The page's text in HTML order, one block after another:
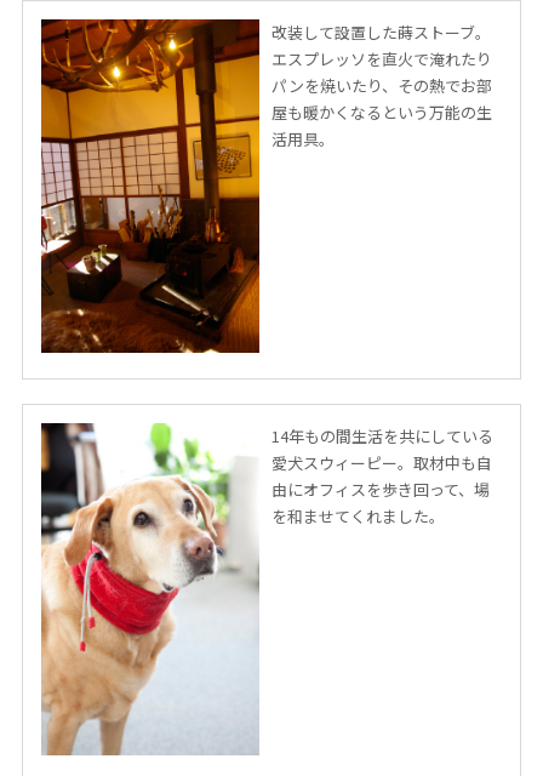
改装して設置した蒔ストーブ。
エスプレッソを直火で淹れたり
パンを焼いたり、その熱でお部
屋も暖かくなるという万能の生
活用具。
14年もの間生活を共にしている
愛犬スウィーピー。取材中も自
由にオフィスを歩き回って、場
を和ませてくれました。